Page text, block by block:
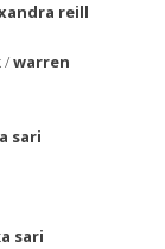
reill
/warren
sari
sari